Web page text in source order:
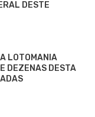
DESTE
LOTOMANIA
DEZENAS DESTA